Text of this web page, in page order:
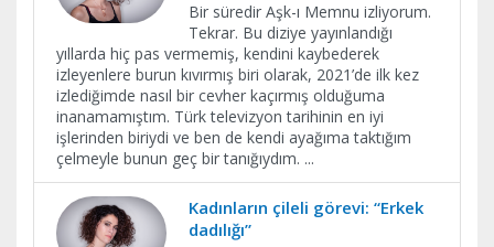
Bir süredir Aşk-ı Memnu izliyorum.
Tekrar. Bu diziye yayınlandığı
yıllarda hiç pas vermemiş, kendini kaybederek
izleyenlere burun kıvırmış biri olarak, 2021’de ilk kez
izlediğimde nasıl bir cevher kaçırmış olduğuma
inanamamıştım. Türk televizyon tarihinin en iyi
işlerinden biriydi ve ben de kendi ayağıma taktığım
çelmeyle bunun geç bir tanığıydım. ...
Kadınların çileli görevi: “Erkek
dadılığı”